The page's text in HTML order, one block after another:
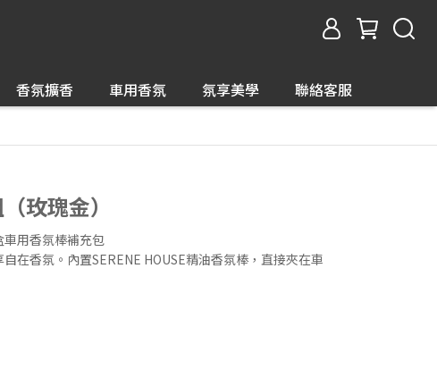
香氛擴香 車用香氛 氛享美學 聯絡客服
玫瑰金）
用香氛棒補充包
在香氛。內置SERENE HOUSE精油香氛棒，直接夾在車